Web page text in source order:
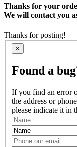
Thanks for your
We will contact you
Thanks for posting!
×
Found a
If you find an error
the address or
please indicate it in